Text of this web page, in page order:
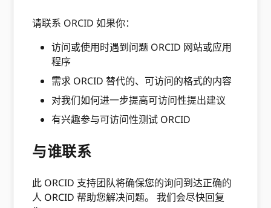
请联系 ORCID 如果你：
访问或使用时遇到问题 ORCID 网站或应用
程序
需求 ORCID 替代的、可访问的格式的内容
对我们如何进一步提高可访问性提出建议
有兴趣参与可访问性测试 ORCID
与谁联系
此 ORCID 支持团队将确保您的询问到达正确的
人 ORCID 帮助您解决问题。 我们会尽快回复